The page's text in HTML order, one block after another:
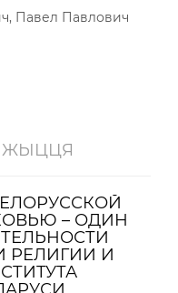
Павел Павлович
ЖЫЦЦЯ
– ОДИН
РЕЛИГИИ И